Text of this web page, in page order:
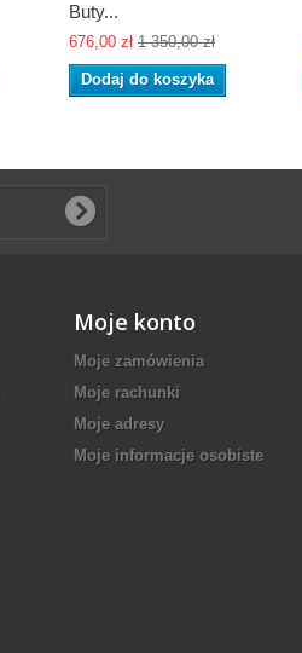
Buty...
676,00 zł 1 350,00 zł
Dodaj do koszyka
Moje konto
Moje zamówienia
Moje rachunki
Moje adresy
Moje informacje osobiste